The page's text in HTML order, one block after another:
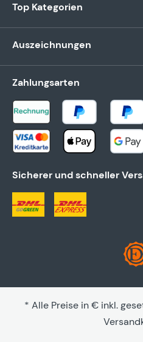
Top Kategorien
Auszeichnungen
Zahlungsarten
Sicherer und schneller
* Alle Preise in € inkl.